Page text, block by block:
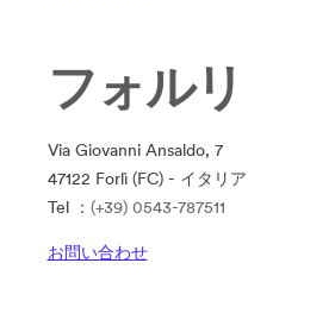
フォルリ
Via Giovanni Ansaldo, 7
47122 Forlì (FC) - イタリア
Tel ： (+39) 0543-787511
お問い合わせ